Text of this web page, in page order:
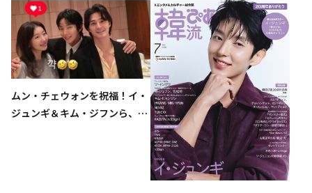
ムン・チェウォンを祝福！イ・
ジュンギ＆キム・ジフンら、ド